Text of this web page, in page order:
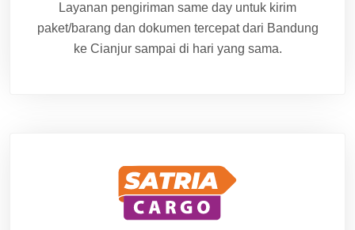
Layanan pengiriman same day untuk kirim
paket/barang dan dokumen tercepat dari Bandung
ke Cianjur sampai di hari yang sama.